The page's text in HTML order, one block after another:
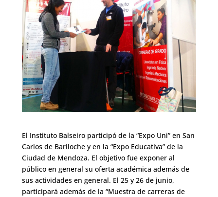
El Instituto Balseiro participó de la “Expo Uni” en San
Carlos de Bariloche y en la “Expo Educativa” de la
Ciudad de Mendoza. El objetivo fue exponer al
público en general su oferta académica además de
sus actividades en general. El 25 y 26 de junio,
participará además de la “Muestra de carreras de